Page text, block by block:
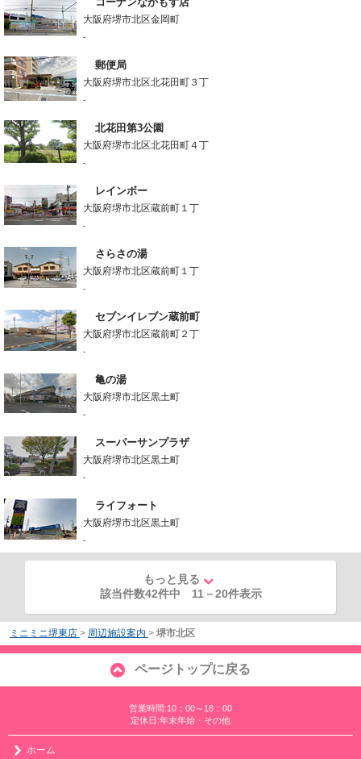
大阪府堺市北区金岡町
-
郵便局
大阪府堺市北区北花田町３丁
-
北花田第3公園
大阪府堺市北区北花田町４丁
-
レインボー
大阪府堺市北区蔵前町１丁
-
さらさの湯
大阪府堺市北区蔵前町１丁
-
セブンイレブン蔵前町
大阪府堺市北区蔵前町２丁
-
亀の湯
大阪府堺市北区黒土町
-
スーパーサンプラザ
大阪府堺市北区黒土町
-
ライフォート
大阪府堺市北区黒土町
-
もっと見る
該当件数42件中 11 －20件表示
ミニミニ堺東店 > 周辺施設案内 > 堺市北区
ページトップに戻る
営業時間:10：00～18：00
定休日:年末年始・その他
ホーム